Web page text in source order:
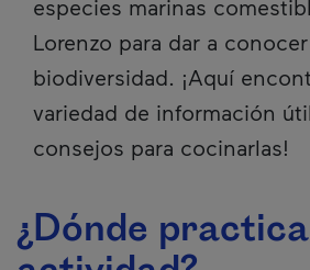
especies marinas
Lorenzo para dar a
biodiversidad. ¡Aquí
variedad de información
consejos para cocinarlas!
¿Dónde